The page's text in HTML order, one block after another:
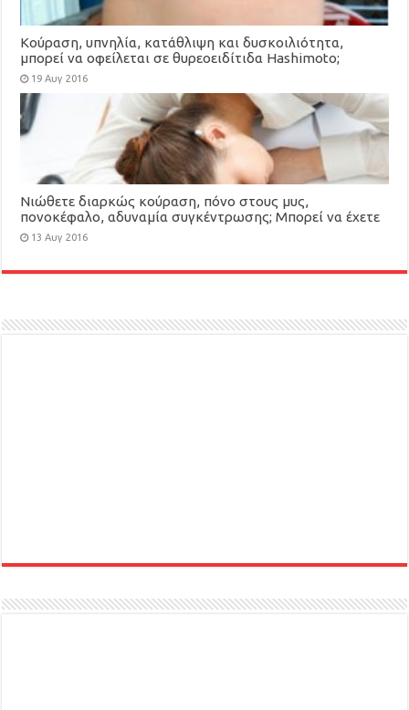
Κούραση, υπνηλία, κατάθλιψη και δυσκοιλιότητα,
μπορεί να οφείλεται σε θυρεοειδίτιδα Hashimoto;
19 Αυγ 2016
Νιώθετε διαρκώς κούραση, πόνο στους μυς,
πονοκέφαλο, αδυναμία συγκέντρωσης; Mπορεί να έχετε
Σύνδρομο Χρόνιας Κόπωσης
13 Αυγ 2016